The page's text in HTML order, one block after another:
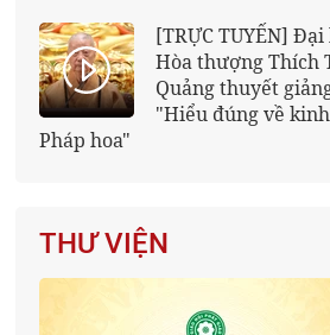
[TRỰC TUYẾN] Đại
Hòa thượng Thích
Quảng thuyết
"Hiểu đúng về kinh
Pháp hoa"
THƯ VIỆN